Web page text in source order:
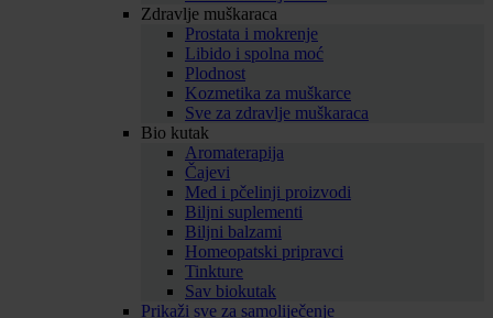
Zdravlje muškaraca
Prostata i mokrenje
Libido i spolna moć
Plodnost
Kozmetika za muškarce
Sve za zdravlje muškaraca
Bio kutak
Aromaterapija
Čajevi
Med i pčelinji proizvodi
Biljni suplementi
Biljni balzami
Homeopatski pripravci
Tinkture
Sav biokutak
Prikaži sve za samoliječenje